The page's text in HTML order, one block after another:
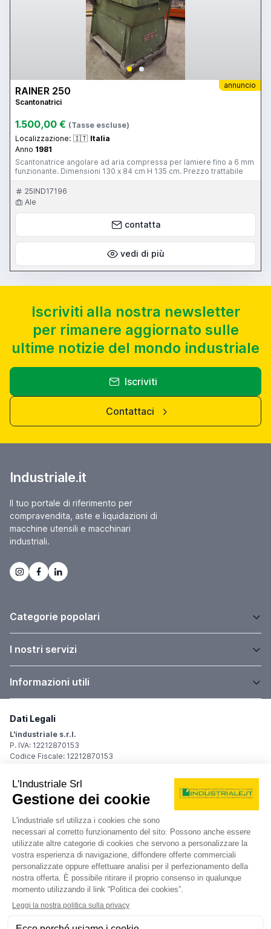
annuncio
RAINER 250
Scantonatrici
1.500,00 € (Tasse escluse)
Localizzazione: 🇮🇹 Italia
Anno 1981
Scantonatrice angolare ad aria compressa per lamiere fino a 6 mm
funzionante. Dimensioni 130 x 84 cm H 135 cm. Prezzo trattabile
25IND17196
Ale
contatta
vedi di più
Iscriviti alla nostra newsletter
per rimanere aggiornato sulle
ultime notizie del mondo industriale
Iscriviti
Contattaci
Industriale.it
Il tuo portale di riferimento per
compravendita, aste e liquidazioni di
macchine utensili e macchinari
industriali.
Categorie popolari
I nostri servizi
Informazioni utili
Dati Legali
L'industriale s.r.l.
P. IVA: 12212870153
Codice Fiscale: 12212870153
Sede Legale
Via Carlo Dolci, 32
20148 Milano (MI)
Italy
Registro Imprese
Iscrizione R.I.: 12212870153
REA: MI-1539011
Capitale sociale: Euro 10.400,00 i.v.
Contatti
info@industriale.it